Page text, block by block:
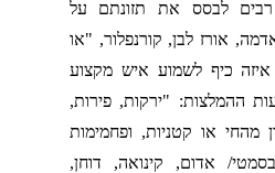
רבים לבסס את תזונתם על
אורז לבן, קורנפלור, "או
כיף לשמוע איש מקצוע
ההמלצות: "ירקות, פירות,
מהחי או קטניות, ופחמימות
אדום, קינואה, דוחן,